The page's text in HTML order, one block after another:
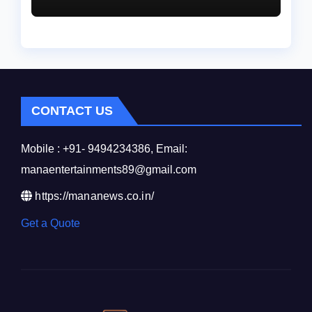
రేణిగుంట పోలీసులను
సంప్రదించండి.
CONTACT US
Mobile : +91- 9494234386, Email:
manaentertainments89@gmail.com
https://mananews.co.in/
Get a Quote